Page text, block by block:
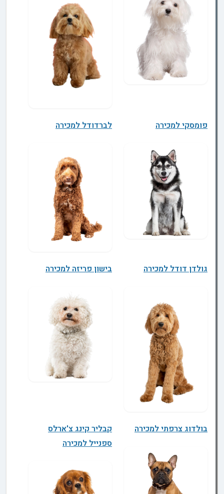
פומסקי למכירה לברדודל למכירה
גולדן דודל למכירה בישון פריזה למכירה
בולדוג צרפתי למכירה
קבליר קינג צ'ארלס
ספנייל למכירה